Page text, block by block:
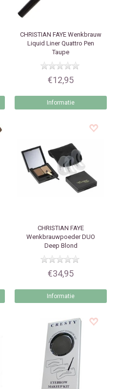
CHRISTIAN FAYE Wenkbrauw
Liquid Liner Quattro Pen
Taupe
€12,95
Informatie
CHRISTIAN FAYE
Wenkbrauwpoeder DUO
Deep Blond
€34,95
Informatie